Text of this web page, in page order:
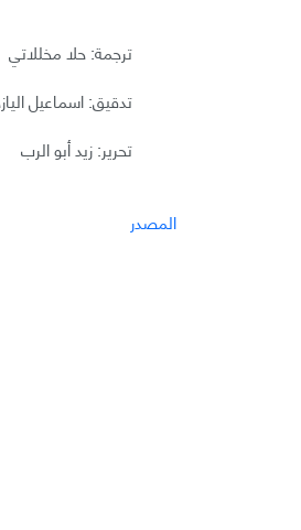
ترجمة: حلا مخللاتي
تدقيق: اسماعيل
تحرير: زيد أبو الرب
المصدر